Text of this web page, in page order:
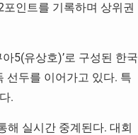
인트를 기록하며 상위권
5(유상호)’로 구성된 한국
선두를 이어가고 있다. 특
.
해 실시간 중계된다. 대회